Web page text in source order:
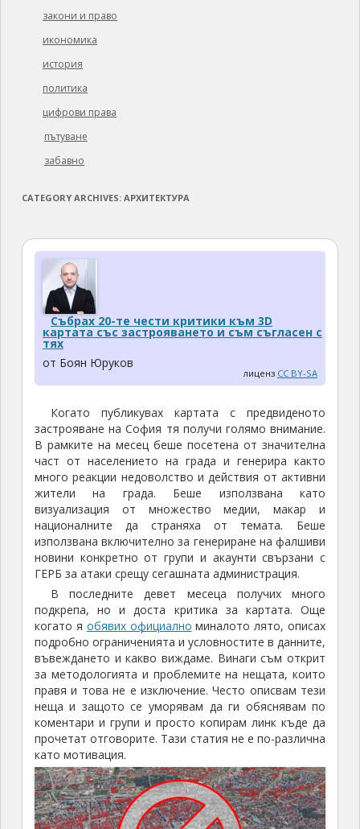
закони и право
икономика
история
политика
цифрови права
пътуване
забавно
CATEGORY ARCHIVES: АРХИТЕКТУРА
Събрах 20-те чести критики към 3D
картата със застрояването и съм съгласен с
тях
от Боян Юруков
лиценз CC BY-SA
Когато публикувах картата с предвиденото
застрояване на София тя получи голямо внимание.
В рамките на месец беше посетена от значителна
част от населението на града и генерира както
много реакции недоволство и действия от активни
жители на града. Беше използвана като
визуализация от множество медии, макар и
националните да страняха от темата. Беше
използвана включително за генериране на фалшиви
новини конкретно от групи и акаунти свързани с
ГЕРБ за атаки срещу сегашната администрация.
В последните девет месеца получих много
подкрепа, но и доста критика за картата. Още
когато я обявих официално миналото лято, описах
подробно ограниченията и условностите в данните,
въвеждането и какво виждаме. Винаги съм открит
за методологията и проблемите на нещата, които
правя и това не е изключение. Често описвам тези
неща и защото се уморявам да ги обяснявам по
коментари и групи и просто копирам линк къде да
прочетат отговорите. Тази статия не е по-различна
като мотивация.